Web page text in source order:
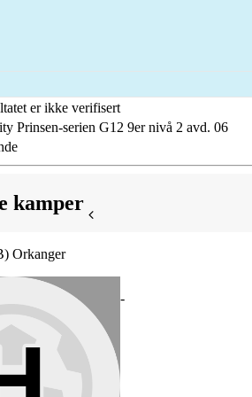
er ikke verifisert
Prinsen-serien G12 9er nivå 2 avd. 06
kamper
Orkanger
-